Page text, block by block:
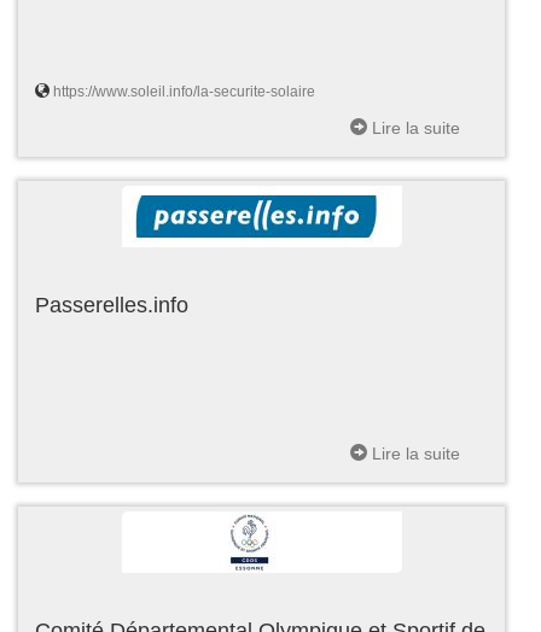
https://www.soleil.info/la-securite-solaire
Lire la suite
Passerelles.info
Lire la suite